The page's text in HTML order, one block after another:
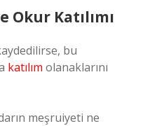
Katılımı
bu
katılım olanaklarını
meşruiyeti ne